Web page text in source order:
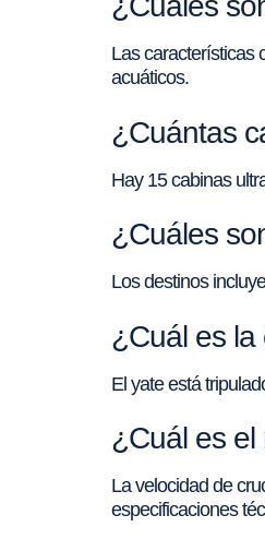
Las características
acuáticos.
¿Cuántas
Hay 15 cabinas
¿Cuáles
Los destinos
¿Cuál es la
El yate está
¿Cuál es el
La velocidad de
especificaciones